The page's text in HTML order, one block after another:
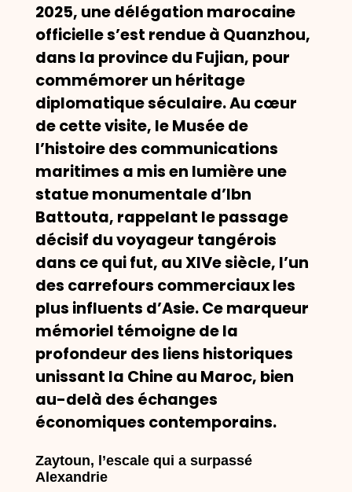
2025, une délégation marocaine
officielle s’est rendue à Quanzhou,
dans la province du Fujian, pour
commémorer un héritage
diplomatique séculaire. Au cœur
de cette visite, le Musée de
l’histoire des communications
maritimes a mis en lumière une
statue monumentale d’Ibn
Battouta, rappelant le passage
décisif du voyageur tangérois
dans ce qui fut, au XIVe siècle, l’un
des carrefours commerciaux les
plus influents d’Asie. Ce marqueur
mémoriel témoigne de la
profondeur des liens historiques
unissant la Chine au Maroc, bien
au-delà des échanges
économiques contemporains.
Zaytoun, l’escale qui a surpassé
Alexandrie